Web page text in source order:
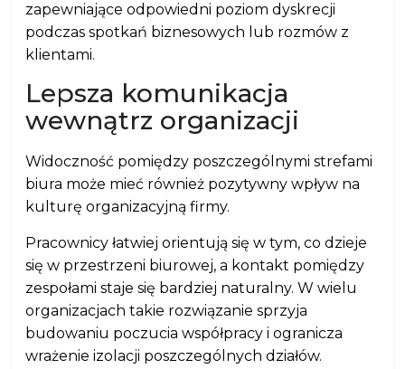
zapewniające odpowiedni poziom dyskrecji
podczas spotkań biznesowych lub rozmów z
klientami.
Lepsza komunikacja
wewnątrz organizacji
Widoczność pomiędzy poszczególnymi strefami
biura może mieć również pozytywny wpływ na
kulturę organizacyjną firmy.
Pracownicy łatwiej orientują się w tym, co dzieje
się w przestrzeni biurowej, a kontakt pomiędzy
zespołami staje się bardziej naturalny. W wielu
organizacjach takie rozwiązanie sprzyja
budowaniu poczucia współpracy i ogranicza
wrażenie izolacji poszczególnych działów.